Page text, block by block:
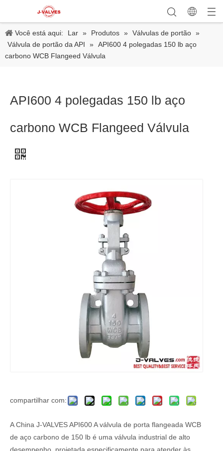
Você está aqui: Lar » Produtos » Válvulas de portão »
Válvula de portão da API
» API600 4 polegadas 150 lb aço
carbono WCB Flangeed Válvula
API600 4 polegadas 150 lb aço
carbono WCB Flangeed Válvula
compartilhar com:
A China J-VALVES API600 A válvula de porta flangeada WCB
de aço carbono de 150 lb é uma válvula industrial de alto